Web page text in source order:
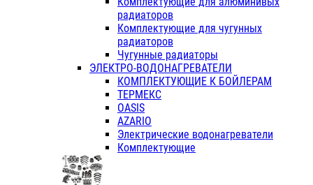
радиаторов
Комплектующие для чугунных
радиаторов
Чугунные радиаторы
ЭЛЕКТРО-ВОДОНАГРЕВАТЕЛИ
КОМПЛЕКТУЮЩИЕ К БОЙЛЕРАМ
ТЕРМЕКС
OASIS
AZARIO
Электрические водонагреватели
Комплектующие